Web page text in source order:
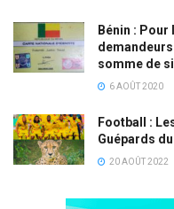
Bénin :
somme de
6 AOÛT 2020
Football :
Guépards du
20 AOÛT 2022